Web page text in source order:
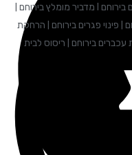
לוכד עכברים בירוחם – תגיות חיפוש: מדבירים בירוחם I מדביר מומלץ בירוחם |
| פינוי פגרים בירוחם | הרחקת
עכברים בירוחם | ריסוס לבית
ממליצים